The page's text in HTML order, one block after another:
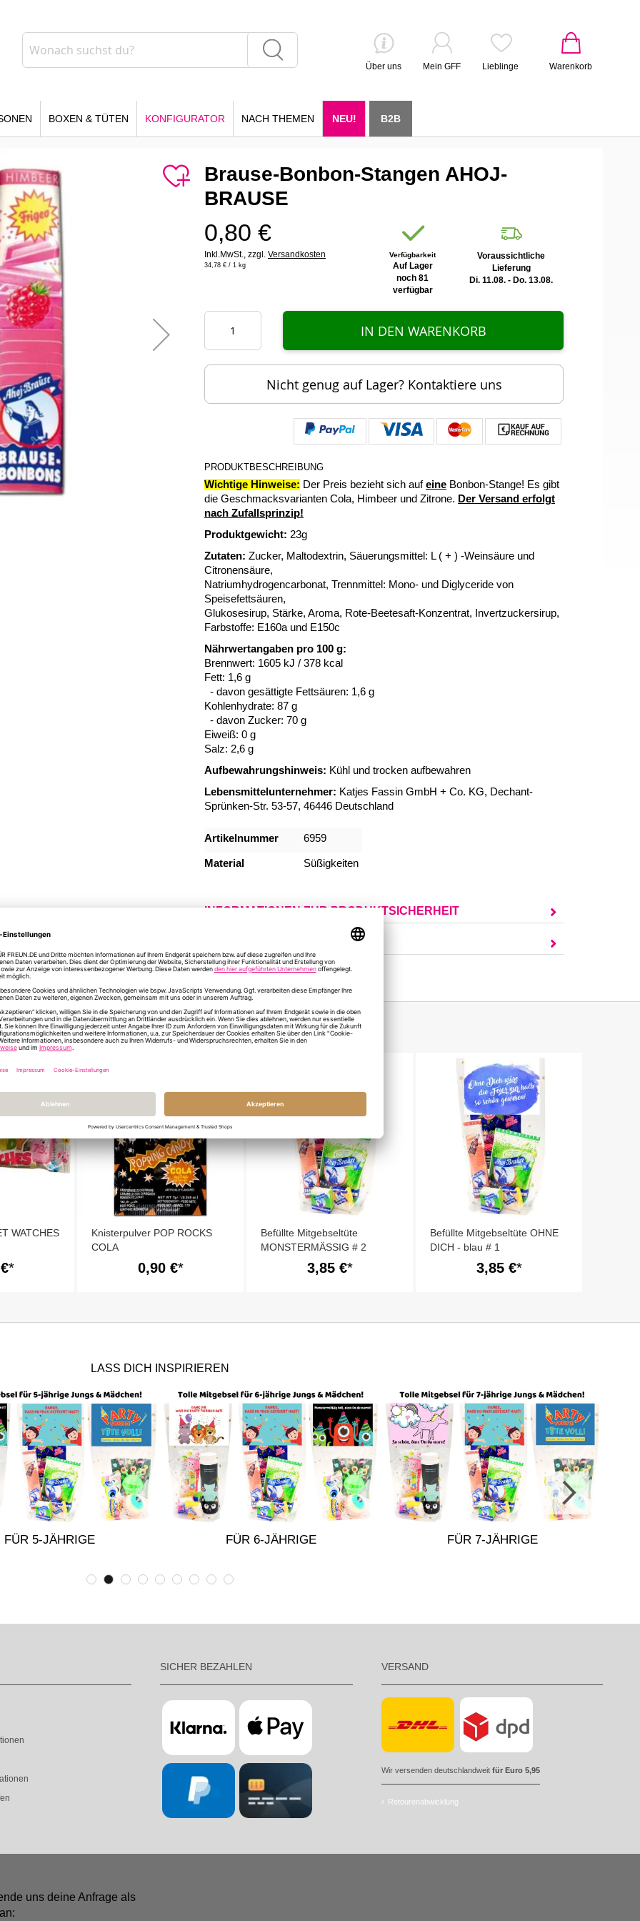
Warenkorb
Über uns Mein GFF Lieblinge
BOXEN & TÜTEN KONFIGURATOR NACH THEMEN NEU! B2B
Brause-Bonbon-Stangen AHOJ-
BRAUSE
0,80 €
Inkl.MwSt., zzgl. Versandkosten
34,78 € / 1 kg
Verfügbarkeit
Auf Lager
noch 81
verfügbar
Voraussichtliche
Lieferung
Di. 11.08. - Do. 13.08.
IN DEN WARENKORB
Nicht genug auf Lager? Kontaktiere uns
PRODUKTBESCHREIBUNG
Wichtige Hinweise: Der Preis bezieht sich aufeine Bonbon-Stange! Es gibt
die Geschmacksvarianten Cola, Himbeer und Zitrone. Der Versand erfolgt
nach Zufallsprinzip!
Produktgewicht: 23g
Zutaten: Zucker, Maltodextrin, Säuerungsmittel: L ( + ) -Weinsäure und
Citronensäure,
Natriumhydrogencarbonat, Trennmittel: Mono- und Diglyceride von
Speisefettsäuren,
Glukosesirup, Stärke, Aroma, Rote-Beetesaft-Konzentrat, Invertzuckersirup,
Farbstoffe: E160a und E150c
Nährwertangaben pro 100 g:
Brennwert: 1605 kJ / 378 kcal
Fett: 1,6 g
- davon gesättigte Fettsäuren: 1,6 g
Kohlenhydrate: 87 g
- davon Zucker: 70 g
Eiweiß: 0 g
Salz: 2,6 g
Aufbewahrungshinweis: Kühl und trocken aufbewahren
Lebensmittelunternehmer: Katjes Fassin GmbH + Co. KG, Dechant-
Sprünken-Str. 53-57, 46446 Deutschland
Mehr
Artikelnummer 6959
Material Süßigkeiten
INFORMATIONEN ZUR PRODUKTSICHERHEIT
DU HAST NOCH FRAGEN?
ÄHNLICHE PRODUKTE
WATCHES
Knisterpulver POP ROCKS
COLA
0,90 €
Befüllte Mitgebseltüte
MONSTERMÄSSIG # 2
3,85 €
Befüllte Mitgebseltüte OHNE
DICH - blau # 1
3,85 €
LASS DICH INSPIRIEREN
FÜR 5-JÄHRIGE FÜR 6-JÄHRIGE FÜR 7-JÄHRIGE
SICHER BEZAHLEN VERSAND
Wir versenden deutschlandweit für Euro 5,95
Retourenabwicklung
uns deine Anfrage als